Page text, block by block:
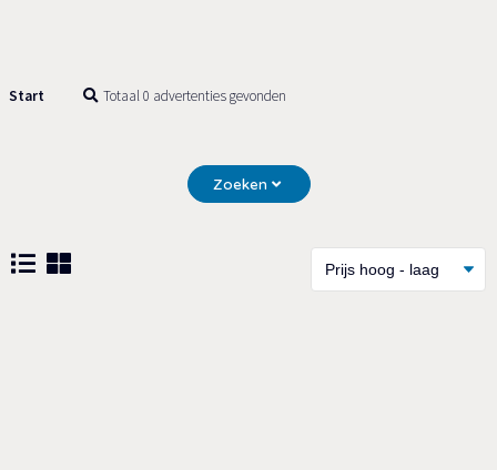
Start Totaal 0 advertenties gevonden
Zoeken